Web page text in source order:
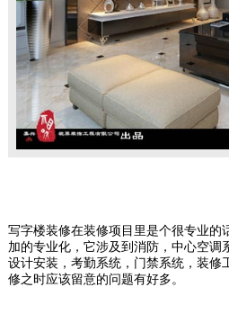
写字楼装修在装修项目里是个很专业的
加的专业化，它涉及到消防，中心空调
设计安装，考勤系统，门禁系统，装修
修之时应该留意的问题有好多。